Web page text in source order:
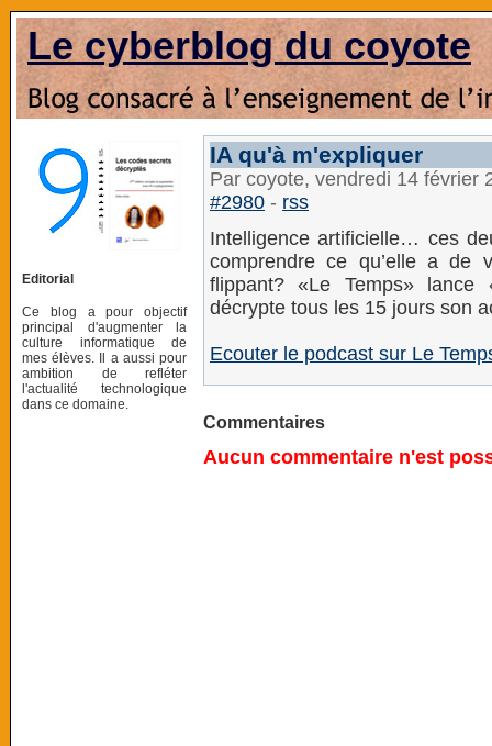
Le cyberblog du coyote
Editorial
Ce blog a pour objectif
principal d'augmenter la
culture informatique de
mes élèves. Il a aussi pour
ambition de refléter
l'actualité technologique
dans ce domaine.
IA qu'à m'expliquer
Par coyote, vendredi 14 février
#2980 - rss
Intelligence artificielle… ces
comprendre ce qu’elle a de
flippant? «Le Temps» lance
décrypte tous les 15 jours son
Ecouter le podcast sur Le
Commentaires
Aucun commentaire n'est